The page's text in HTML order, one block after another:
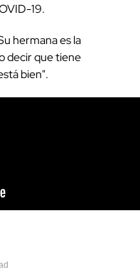
19.
hermana es la
decir que tiene
bien".